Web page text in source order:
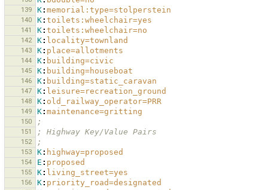
139 K: memorial:type=stolperstein
140 K: toilets:wheelchair=yes
141 K: toilets:wheelchair=no
142 K: locality=townland
143 K: place=allotments
144 K: building=civic
145 K: building=houseboat
146 K: building=static_caravan
147 K: leisure=recreation_ground
148 K: old_railway_operator=PRR
149 K: maintenance=gritting
150 ;
151 ; Highway Key/Value Pairs
152 ;
153 K: highway=proposed
154 E : proposed
155 K: living_street=yes
156 K: priority_road=designated